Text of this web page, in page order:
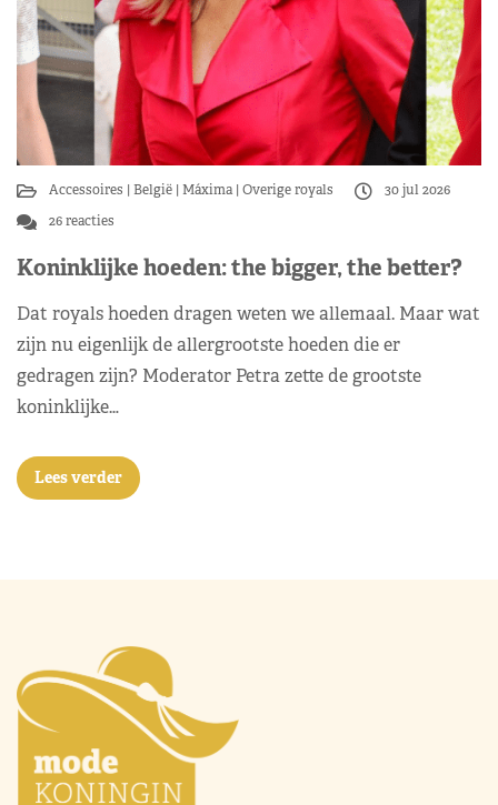
Accessoires België Máxima Overige royals
30 jul 2026
26 reacties
Koninklijke hoeden: the bigger, the better?
Dat royals hoeden dragen weten we allemaal. Maar wat
zijn nu eigenlijk de allergrootste hoeden die er
gedragen zijn? Moderator Petra zette de grootste
koninklijke…
Lees verder